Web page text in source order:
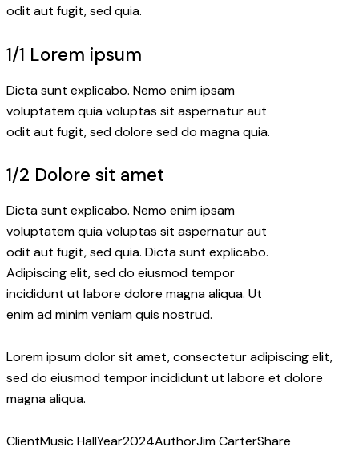
odit aut fugit, sed quia.
1/1 Lorem ipsum
Dicta sunt explicabo. Nemo enim ipsam
voluptatem quia voluptas sit aspernatur aut
odit aut fugit, sed dolore sed do magna quia.
1/2 Dolore sit amet
Dicta sunt explicabo. Nemo enim ipsam
voluptatem quia voluptas sit aspernatur aut
odit aut fugit, sed quia. Dicta sunt explicabo.
Adipiscing elit, sed do eiusmod tempor
incididunt ut labore dolore magna aliqua. Ut
enim ad minim veniam quis nostrud.
Lorem ipsum dolor sit amet, consectetur adipiscing elit,
sed do eiusmod tempor incididunt ut labore et dolore
magna aliqua.
ClientMusic HallYear2024AuthorJim CarterShare